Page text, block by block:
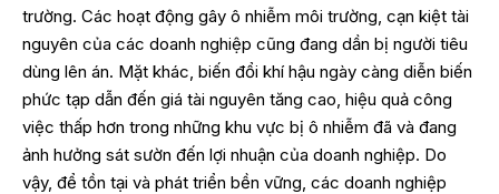
trường. Các hoạt động gây ô nhiễm môi trường, cạn kiệt tài
nguyên của các doanh nghiệp cũng đang dần bị người tiêu
dùng lên án. Mặt khác, biến đổi khí hậu ngày càng diễn biến
phức tạp dẫn đến giá tài nguyên tăng cao, hiệu quả công
việc thấp hơn trong những khu vực bị ô nhiễm đã và đang
ảnh hưởng sát sườn đến lợi nhuận của doanh nghiệp. Do
vậy, để tồn tại và phát triển bền vững, các doanh nghiệp